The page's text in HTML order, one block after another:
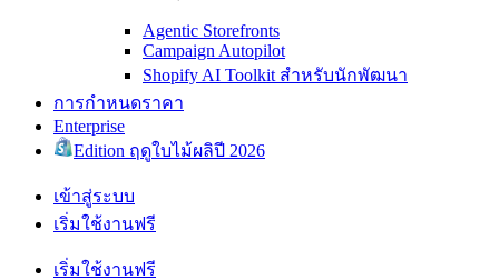
Agentic Storefronts
Campaign Autopilot
Shopify AI Toolkit สำหรับนักพัฒนา
การกำหนดราคา
Enterprise
Edition ฤดูใบไม้ผลิปี 2026
เข้าสู่ระบบ
เริ่มใช้งานฟรี
เริ่มใช้งานฟรี